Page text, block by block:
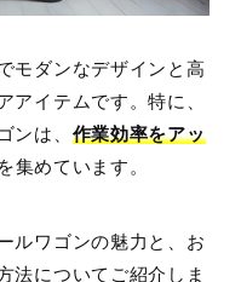
モダンなデザインと高
アイテムです。特に、
ンは、 作業効率をアッ
集めています。
ルワゴンの魅力と、お
法についてご紹介しま